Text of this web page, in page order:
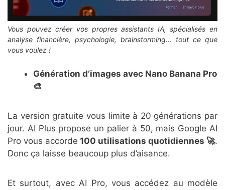
Vous pouvez créer vos propres assistants IA, spécialisés en
analyse financière, psychologie, brainstorming… tout ce que
vous voulez !
Génération d’images avec Nano Banana Pro
🎨
La version gratuite vous limite à 20 générations par
jour. AI Plus propose un palier à 50, mais Google AI
Pro vous accorde 100 utilisations quotidiennes 🚀.
Donc ça laisse beaucoup plus d’aisance.
Et surtout, avec AI Pro, vous accédez au modèle